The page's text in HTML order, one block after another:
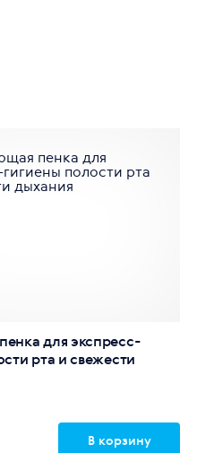
для экспресс-
рта и свежести
В корзину